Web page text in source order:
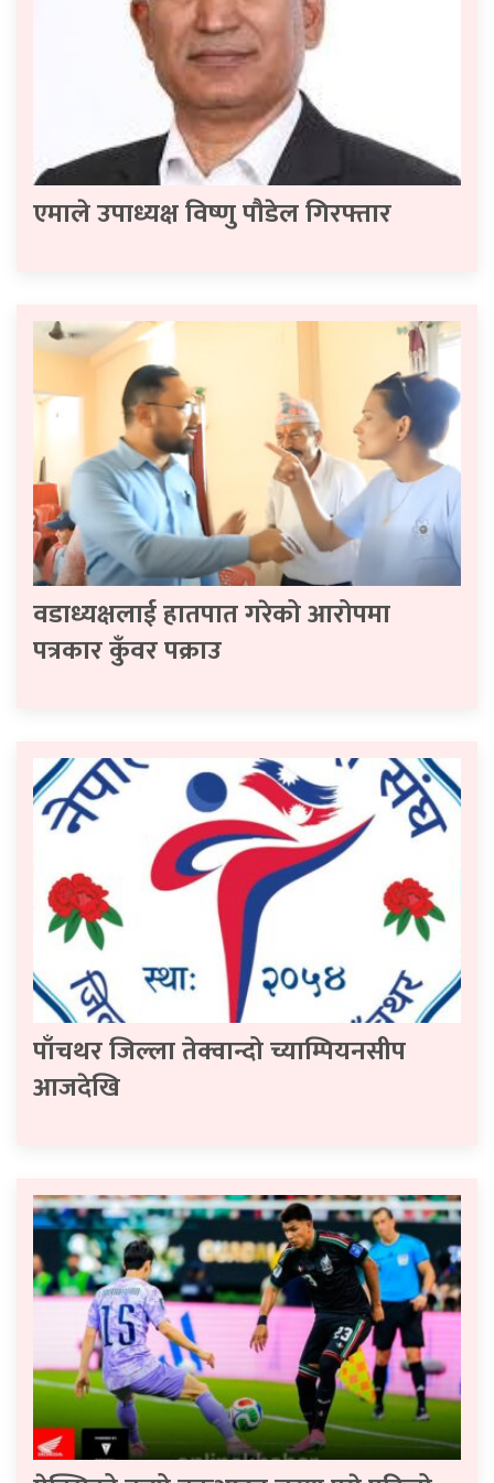
एमाले उपाध्यक्ष विष्णु पौडेल गिरफ्तार
वडाध्यक्षलाई हातपात गरेको आरोपमा
पत्रकार कुँवर पक्राउ
पाँचथर जिल्ला तेक्वान्दो च्याम्पियनसीप
आजदेखि